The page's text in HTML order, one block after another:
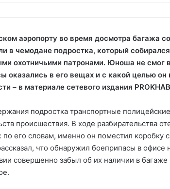
аэропорту во время досмотра багажа
в чемодане подростка, который
охотничьими патронами. Юноша не смог
оказались в его вещах и с какой целью он
– в материале сетевого издания
подростка транспортные
происшествия. В ходе разбирательства
по его словам, именно он поместил коробку
что обнаружил боеприпасы в офисе
совершенно забыл об их наличии в